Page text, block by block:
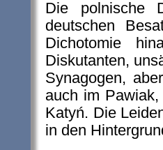
Die polnische
deutschen
Dichotomie
Diskutanten,
Synagogen,
auch im
Katyń. Die
in den